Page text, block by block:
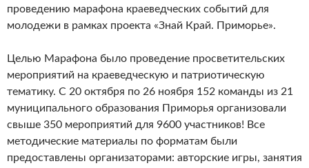
проведению марафона краеведческих событий для
молодежи в рамках проекта «Знай Край. Приморье».
Целью Марафона было проведение просветительских
мероприятий на краеведческую и патриотическую
тематику. С 20 октября по 26 ноября 152 команды из 21
муниципального образования Приморья организовали
свыше 350 мероприятий для 9600 участников! Все
методические материалы по форматам были
предоставлены организаторами: авторские игры, занятия